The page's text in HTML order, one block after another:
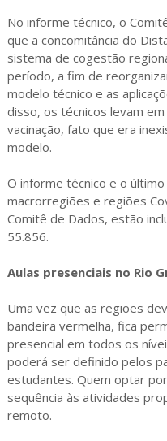
No informe técnico, o
que a concomitância do
sistema de cogestão
período, a fim de
modelo técnico e as
disso, os técnicos levam
vacinação, fato que era
modelo.
O informe técnico e o
macrorregiões e regiões
Comitê de Dados, estão
55.856.
Aulas presenciais no Rio
Uma vez que as regiões
bandeira vermelha, fica
presencial em todos os
poderá ser definido pelos
estudantes. Quem optar
sequência às atividades
remoto.